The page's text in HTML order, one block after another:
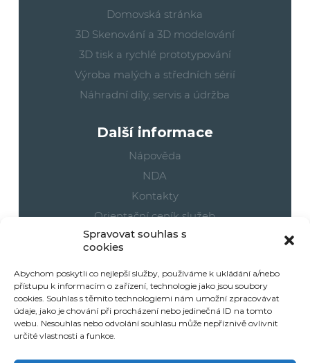
Spravovat souhlas s
cookies
Abychom poskytli co nejlepší služby, používáme k ukládání a/nebo
přístupu k informacím o zařízení, technologie jako jsou soubory
cookies. Souhlas s těmito technologiemi nám umožní zpracovávat
údaje, jako je chování při procházení nebo jedinečná ID na tomto
webu. Nesouhlas nebo odvolání souhlasu může nepříznivě ovlivnit
určité vlastnosti a funkce.
Domovská stránka
3D Skenování a 3D modelování
3D tisk a rychlé prototypování
Výroba malých a středních sérií
Náhradní díly, servis a údržba
Další informace
Nápověda
NDA
Kontakty
Orientační ceník služeb
Cookies
Vaše objednávky
Part2Print 3D účet
E-shop
Obchodní podmínky
Doprava a platby